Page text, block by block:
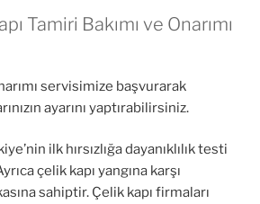
Tamiri Bakımı ve Onarımı
servisimize başvurarak
ayarını yaptırabilirsiniz.
ilk hırsızlığa dayanıklılık testi
çelik kapı yangına karşı
sahiptir. Çelik kapı firmaları